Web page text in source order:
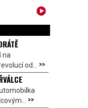
na
od... >>
>>